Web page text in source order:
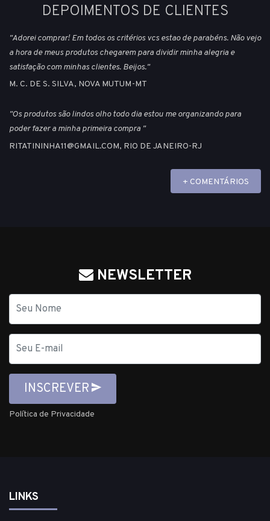
DEPOIMENTOS DE CLIENTES
"Adorei comprar! Em todos os critérios vcs estao de parabéns. Não vejo
a hora de meus produtos chegarem para dividir minha alegria e
satisfação com minhas clientes. Beijos."
M. C. DE S. SILVA, NOVA MUTUM-MT
"Os produtos são lindos olho todo dia estou me organizando para
poder fazer a minha primeira compra "
RITATININHA11@GMAIL.COM, RIO DE JANEIRO-RJ
+ COMENTÁRIOS
NEWSLETTER
mail
INSCREVER
Política de Privacidade
LINKS